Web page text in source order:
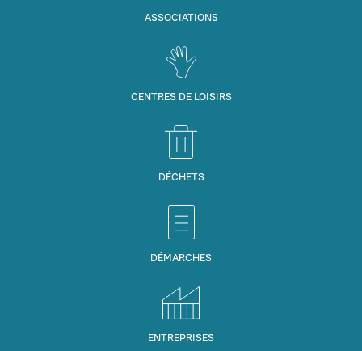
ASSOCIATIONS
CENTRES DE LOISIRS
DÉCHETS
DÉMARCHES
ENTREPRISES